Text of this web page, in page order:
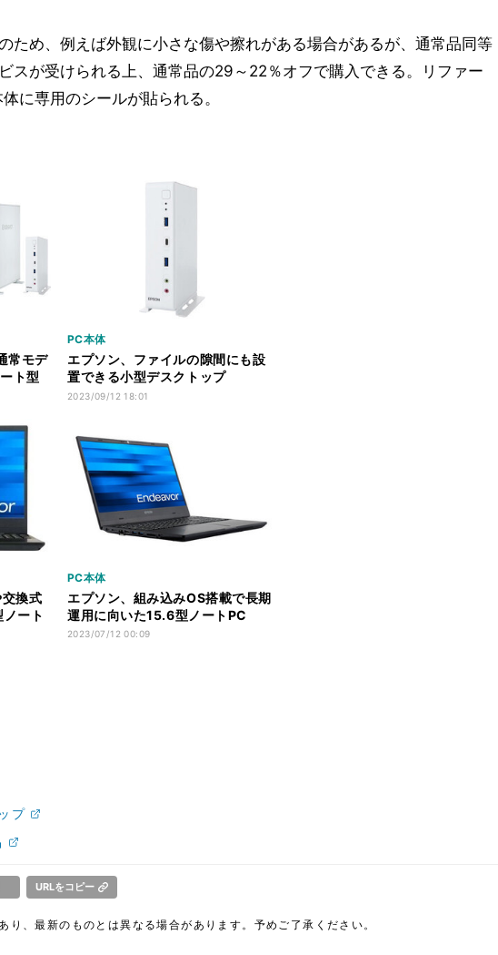
ため、例えば外観に小さな傷や擦れがある場合があるが、通常品同等
スが受けられる上、通常品の29～22％オフで購入できる。リファー
に専用のシールが貼られる。
常モデ
ト型
PC本体
エプソン、ファイルの隙間にも設
置できる小型デスクトップ
PC「Endeavor ST210E」
2023/09/12 18:01
換式
ート
PC本体
エプソン、組み込みOS搭載で長期
運用に向いた15.6型ノートPC
2023/07/12 00:09
プ
URLをコピー
り、最新のものとは異なる場合があります。予めご了承ください。